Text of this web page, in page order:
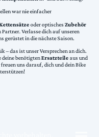
war nie einfacher
oder optischesZubehör
Verlasse dich auf unseren
gerüstet in die nächste Saison.
– das ist unser Versprechen an dich.
deine benötigtenErsatzteileaus und
uns darauf, dich und dein Bike